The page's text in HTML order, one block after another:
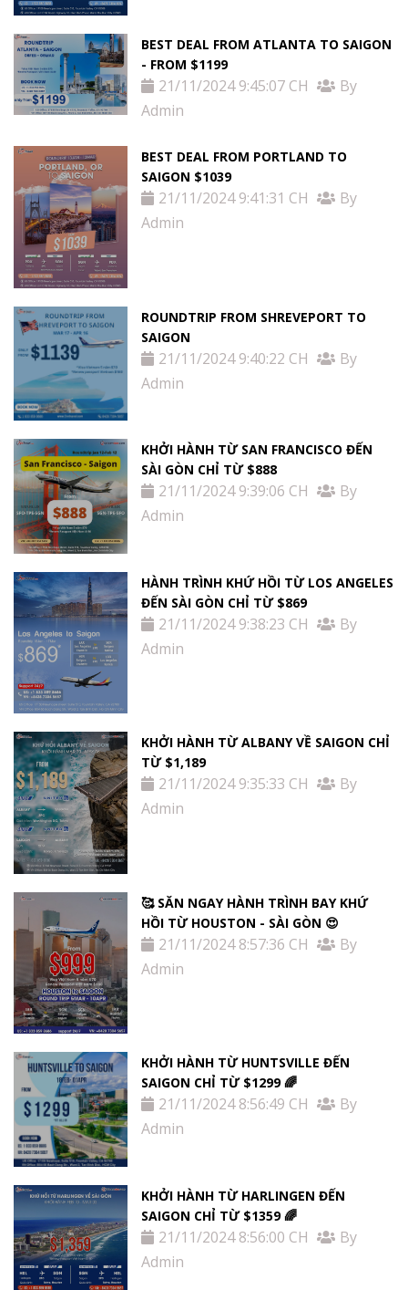
mãi
Tin
tức
Liên
Hệ
BEST DEAL FROM ATLANTA TO SAIGON
- FROM $1199
21/11/2024 9:45:07 CH
By
Admin
BEST DEAL FROM PORTLAND TO
SAIGON $1039
21/11/2024 9:41:31 CH
By
Admin
ROUNDTRIP FROM SHREVEPORT TO
SAIGON
21/11/2024 9:40:22 CH
By
Admin
KHỞI HÀNH TỪ SAN FRANCISCO ĐẾN
SÀI GÒN CHỈ TỪ $888
21/11/2024 9:39:06 CH
By
Admin
HÀNH TRÌNH KHỨ HỒI TỪ LOS ANGELES
ĐẾN SÀI GÒN CHỈ TỪ $869
21/11/2024 9:38:23 CH
By
Admin
KHỞI HÀNH TỪ ALBANY VỀ SAIGON CHỈ
TỪ $1,189
21/11/2024 9:35:33 CH
By
Admin
🥰 SĂN NGAY HÀNH TRÌNH BAY KHỨ
HỒI TỪ HOUSTON - SÀI GÒN 😍
21/11/2024 8:57:36 CH
By
Admin
KHỞI HÀNH TỪ HUNTSVILLE ĐẾN
SAIGON CHỈ TỪ $1299 🌈
21/11/2024 8:56:49 CH
By
Admin
KHỞI HÀNH TỪ HARLINGEN ĐẾN
SAIGON CHỈ TỪ $1359 🌈
21/11/2024 8:56:00 CH
By
Admin